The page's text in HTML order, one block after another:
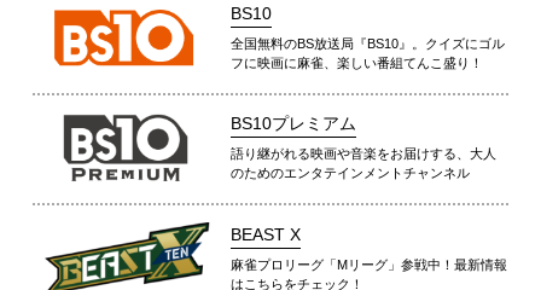
BS10
全国無料のBS放送局『BS10』。クイズにゴル
フに映画に麻雀、楽しい番組てんこ盛り！
BS10プレミアム
語り継がれる映画や音楽をお届けする、大人
のためのエンタテインメントチャンネル
BEAST X
麻雀プロリーグ「Mリーグ」参戦中！最新情報
はこちらをチェック！